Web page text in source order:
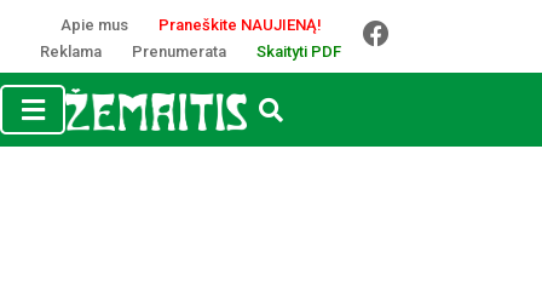
Apie mus
Praneškite NAUJIENĄ!
Reklama
Prenumerata Skaityti PDF